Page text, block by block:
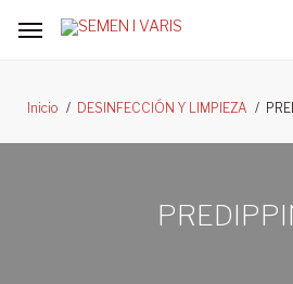
Inicio DESINFECCIÓN Y LIMPIEZA